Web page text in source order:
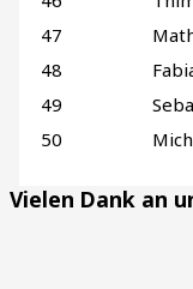
47
48
49
50
Vielen Dank an